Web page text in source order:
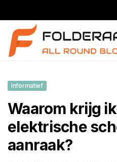
Informatief
Waarom krijg
elektrische
aanraak?